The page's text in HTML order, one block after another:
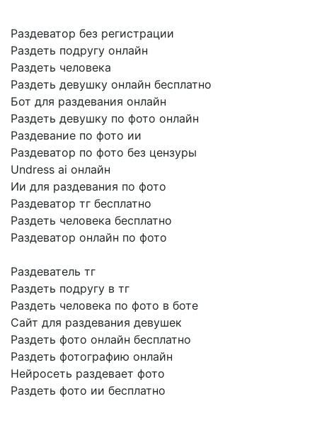
Раздеватор без регистрации
Раздеть подругу онлайн
Раздеть человека
Раздеть девушку онлайн бесплатно
Бот для раздевания онлайн
Раздеть девушку по фото онлайн
Раздевание по фото ии
Раздеватор по фото без цензуры
Undress ai онлайн
Ии для раздевания по фото
Раздеватор тг бесплатно
Раздеть человека бесплатно
Раздеватор онлайн по фото
Раздеватель тг
Раздеть подругу в тг
Раздеть человека по фото в боте
Сайт для раздевания девушек
Раздеть фото онлайн бесплатно
Раздеть фотографию онлайн
Нейросеть раздевает фото
Раздеть фото ии бесплатно